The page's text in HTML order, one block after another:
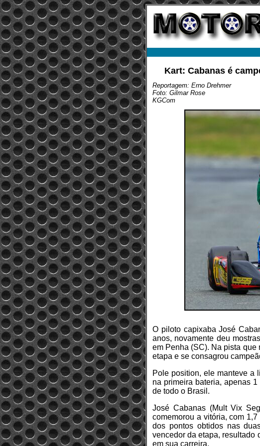
Kart: Cabanas é
Reportagem: Erno Drehmer
Foto: Gilmar Rose
KGCom
O piloto capixaba José
anos, novamente deu
em Penha (SC). Na pista que
etapa e se consagrou
Pole position, ele manteve a
na primeira bateria, apenas
de todo o Brasil.
José Cabanas (Mult Vix
comemorou a vitória, com
dos pontos obtidos nas
vencedor da etapa, resultado
em sua carreira.